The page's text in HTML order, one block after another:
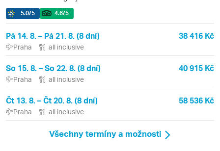
5.0/5 4.6/5
Pá 14. 8. – Pá 21. 8. (8 dní) 38 416 Kč
Praha all inclusive
So 15. 8. – So 22. 8. (8 dní) 40 915 Kč
Praha all inclusive
Čt 13. 8. – Čt 20. 8. (8 dní) 58 536 Kč
Praha all inclusive
Všechny termíny a možnosti